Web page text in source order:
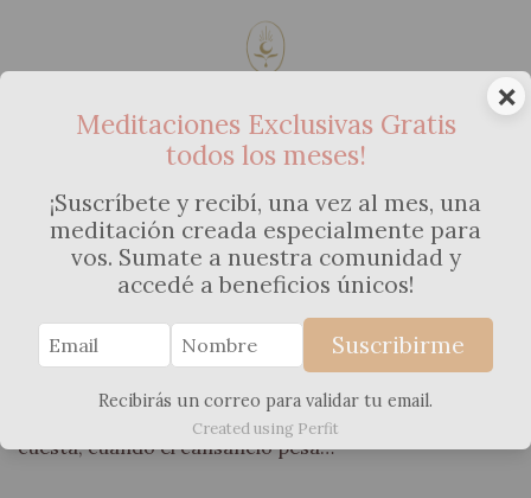
×
Meditaciones Exclusivas Gratis
todos los meses!
¡Suscríbete y recibí, una vez al mes, una
meditación creada especialmente para
vos. Sumate a nuestra comunidad y
accedé a beneficios únicos!
Suscribirme
Recibirás un correo para validar tu email.
Created using Perfit
Pack de Meditaciones –
Reparenting: Sanar mientras
crío
mientras criás. + un PDF descargable con ejercicios y
frases sanadoras. Un espacio para Criar sin perderte.
Sanar sin exigirte. Cuando tu niñ@ despierta tu niña
interior, cuando querés hacerlo distinto pero te
cuesta, cuando el cansancio pesa…